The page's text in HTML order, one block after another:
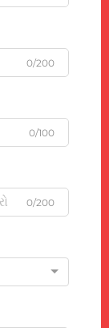
0/200
0/100
0/200